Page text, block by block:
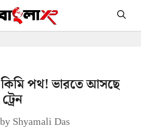
পথ! ভারতে আসছে
byShyamali Das